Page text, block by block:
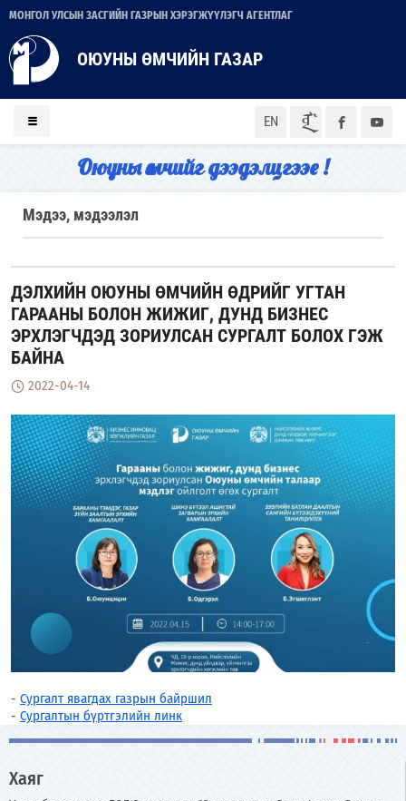
МОНГОЛ УЛСЫН ЗАСГИЙН ГАЗРЫН ХЭРЭГЖҮҮЛЭГЧ АГЕНТЛАГ
ОЮУНЫ ӨМЧИЙН ГАЗАР
EN ᠮᠣᠨ
Оюуны өмчийг дээдэлцгээе !
Мэдээ, мэдээлэл
ДЭЛХИЙН ОЮУНЫ ӨМЧИЙН ӨДРИЙГ УГТАН
ГАРААНЫ БОЛОН ЖИЖИГ, ДУНД БИЗНЕС
ЭРХЛЭГЧДЭД ЗОРИУЛСАН СУРГАЛТ БОЛОХ ГЭЖ
БАЙНА
2022-04-14
- Сургалт явагдах газрын байршил
- Сургалтын бүртгэлийн линк
Хаяг